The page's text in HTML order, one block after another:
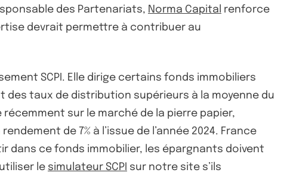
des Partenariats, Norma Capital renforce
devrait permettre à contribuer au
SCPI. Elle dirige certains fonds immobiliers
des taux de distribution supérieurs à la moyenne du
récemment sur le marché de la pierre papier,
de 7% à l’issue de l’année 2024. France
dans ce fonds immobilier, les épargnants doivent
le simulateur SCPI sur notre site s’ils